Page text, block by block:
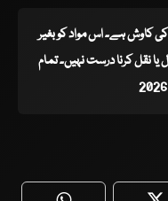
کی کاوش ہے۔ اس مواد کو بغیر
نقل کرنا درست نہیں۔ تمام